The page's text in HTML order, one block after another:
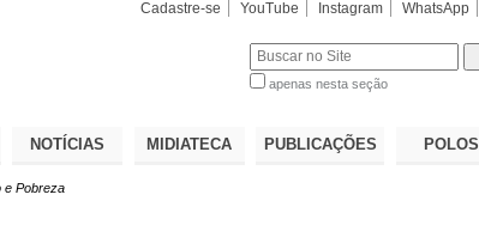
Cadastre-se YouTube Instagram WhatsApp
apenas nesta seção
NOTÍCIAS MIDIATECA PUBLICAÇÕES POLOS
e Pobreza